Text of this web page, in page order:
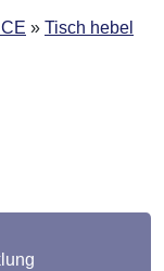
Tisch hebel